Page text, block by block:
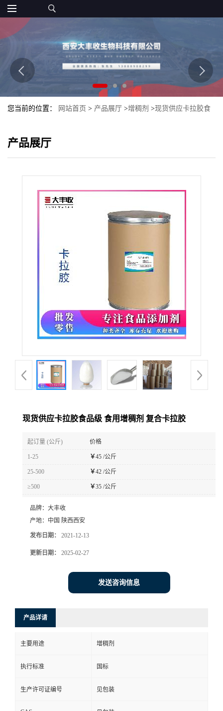
您当前的位置： 网站首页 > 产品展厅 >增稠剂 >现货供应卡拉胶食
产品展厅
现货供应卡拉胶食品级 食用增稠剂 复合卡拉胶
起订量 (公斤) 价格
1-25 ￥45 /公斤
25-500 ￥42 /公斤
≥500 ￥35 /公斤
品牌： 大丰收
产地： 中国 陕西西安
发布日期： 2021-12-13
更新日期： 2025-02-27
发送咨询信息
产品详请
主要用途 增稠剂
执行标准 国标
生产许可证编号 见包装